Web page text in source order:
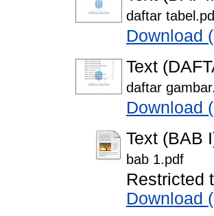
daftar
Download
Text
daftar
Download
Text (BAB
bab 1.pdf
Restricted
Download